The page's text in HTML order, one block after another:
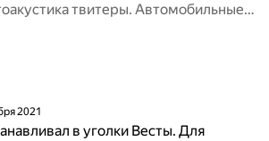
твитеры. Автомобильные
пищалки для авто твиттеры.
2021
в уголки Весты. Для